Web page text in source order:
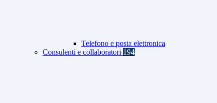
Telefono e posta elettronica
Consulenti e collaboratori 194